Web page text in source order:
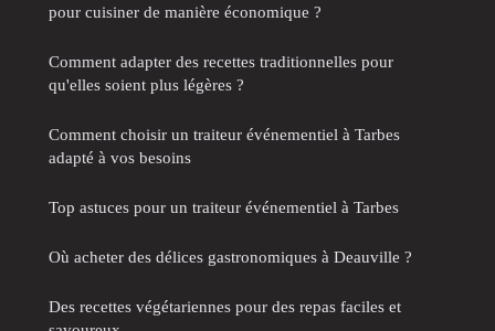
pour cuisiner de manière économique ?
Comment adapter des recettes traditionnelles pour
qu'elles soient plus légères ?
Comment choisir un traiteur événementiel à Tarbes
adapté à vos besoins
Top astuces pour un traiteur événementiel à Tarbes
Où acheter des délices gastronomiques à Deauville ?
Des recettes végétariennes pour des repas faciles et